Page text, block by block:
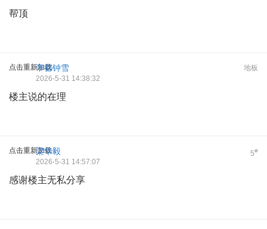
帮顶
点击重新加载 地板
帝都钟雪
2026-5-31 14:38:32
楼主说的在理
点击重新加载 5#
梁华毅
2026-5-31 14:57:07
感谢楼主无私分享